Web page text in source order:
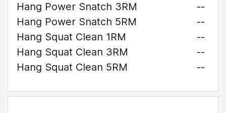
Hang Power Snatch 3RM
--
Hang Power Snatch 5RM
--
Hang Squat Clean 1RM
--
Hang Squat Clean 3RM
--
Hang Squat Clean 5RM
--